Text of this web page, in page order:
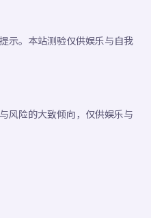
示。本站测验仅供娱乐与自我
风险的大致倾向，仅供娱乐与